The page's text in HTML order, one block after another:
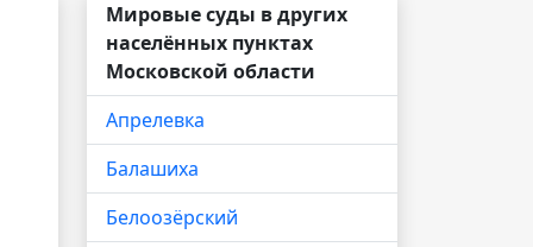
Мировые суды в других
населённых пунктах
Московской области
Апрелевка
Балашиха
Белоозёрский